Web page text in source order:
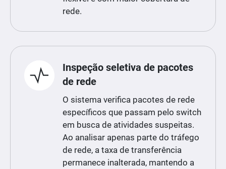
rede.
Inspeção seletiva de pacotes
de rede
O sistema verifica pacotes de rede
específicos que passam pelo switch
em busca de atividades suspeitas.
Ao analisar apenas parte do tráfego
de rede, a taxa de transferência
permanece inalterada, mantendo a